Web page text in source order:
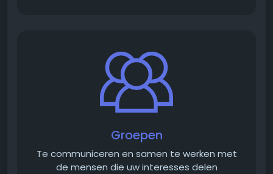
Groepen
Te communiceren en samen te werken met
de mensen die uw interesses delen